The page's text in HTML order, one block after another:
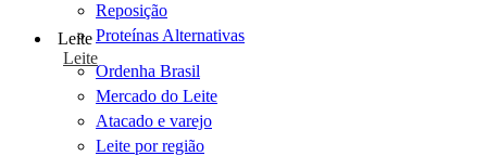
Reposição
Proteínas Alternativas
Leite
Leite
Ordenha Brasil
Mercado do Leite
Atacado e varejo
Leite por região